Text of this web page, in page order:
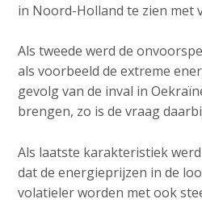
in Noord-Holland te zien met
Als tweede werd de
als voorbeeld de extreme
gevolg van de inval in
brengen, zo is de vraag
Als laatste karakteristiek
dat de energieprijzen in de
volatieler worden met ook